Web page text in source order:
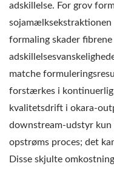
adskillelse. For grov
sojamælksekstraktionen
formaling skader fibrene
matche
forstærkes i
kvalitetsdrift i okara-
downstream-udstyr
opstrøms proces; det
Disse skjulte